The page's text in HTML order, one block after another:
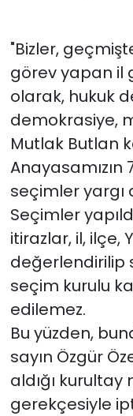
"Bizler,
görev yapan il
olarak, hukuk
demokrasiye,
Mutlak Butlan
seçimler yargı
Seçimler
itirazlar, il, ilçe,
değerlendirilip
seçim kurulu
edilemez.
Bu yüzden,
sayın Özgür
aldığı
gerekçesiyle